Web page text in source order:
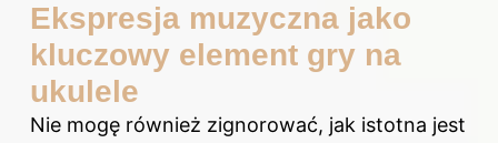
Ekspresja muzyczna jako
kluczowy element gry na
ukulele
Nie mogę również zignorować, jak istotna jest